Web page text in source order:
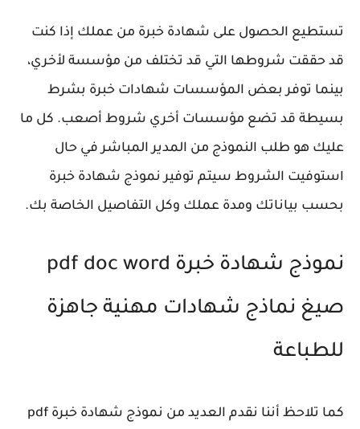
تستطيع الحصول على شهادة خبرة من عملك إذا كنت
قد حققت شروطها التي قد تختلف من مؤسسة لأخري،
بينما توفر بعض المؤسسات شهادات خبرة بشرط
بسيطة قد تضع مؤسسات أخري شروط أصعب. كل ما
عليك هو طلب النموذج من المدير المباشر في حال
استوفيت الشروط سيتم توفير نموذج شهادة خبرة
بحسب بياناتك ومدة عملك وكل التفاصيل الخاصة بك.
نموذج شهادة خبرة pdf doc word
صيغ نماذج شهادات مهنية جاهزة
للطباعة
كما تلاحظ أننا نقدم العديد من نموذج شهادة خبرة pdf